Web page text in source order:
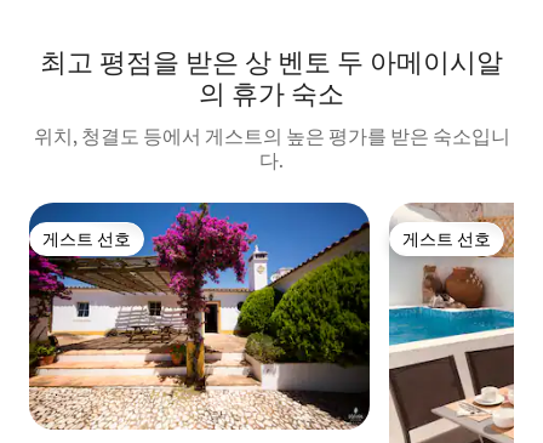
최고 평점을 받은 상 벤토 두 아메이시알
의 휴가 숙소
위치, 청결도 등에서 게스트의 높은 평가를 받은 숙소입니
다.
게스트 선호
게스트 선호 게스트 선호
게스트 선호